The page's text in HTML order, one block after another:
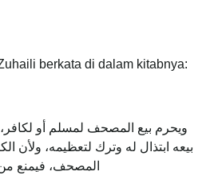
berkata di dalam kitabnya:
ويحرم بيع المصحف لمسلم أو
بيعه ابتذال له وترك لتعظيمه، ولأن
المصحف، فيمنع من